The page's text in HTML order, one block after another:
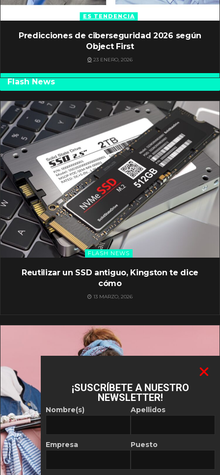
ES TENDENCIA
Predicciones de ciberseguridad 2026 según
Object First
23 ENERO, 2026
Flash News
FLASH NEWS
Reutilizar un SSD antiguo, Kingston te dice
cómo
13 MARZO, 2026
¡SUSCRÍBETE A NUESTRO
NEWSLETTER!
Nombre(s)
Empresa
Apellidos
Puesto